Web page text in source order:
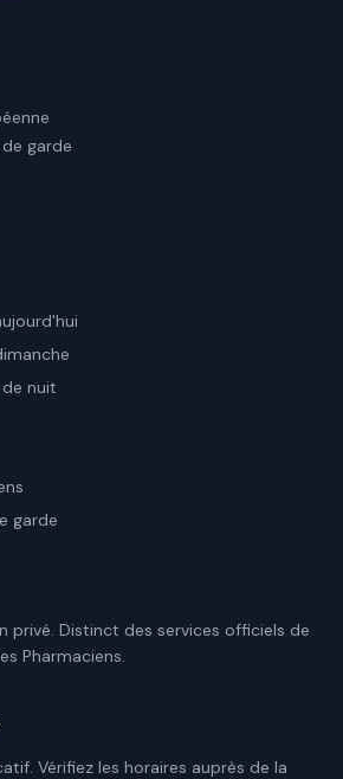
garde
nuit
garde
privé. Distinct des services officiels de
Pharmaciens.
Vérifiez les horaires auprès de la